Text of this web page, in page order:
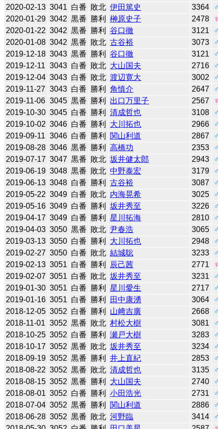
2020-02-13 3041 白番 敗北 伊田篤史 3364
2020-01-29 3042 黒番 勝利 榊原史子 2478
2020-01-22 3042 黒番 勝利 谷口徹 3121
2020-01-08 3042 黒番 敗北 古谷裕 3073
2019-12-18 3043 黒番 勝利 谷口徹 3121
2019-12-11 3043 白番 敗北 大山国夫 2716
2019-12-04 3043 白番 敗北 渡辺寛大 3002
2019-11-27 3043 白番 勝利 角慎介 2647
2019-11-06 3045 黒番 勝利 出口万里子 2567
2019-10-30 3045 白番 勝利 清成哲也 3108
2019-10-02 3046 白番 勝利 大川拓也 2966
2019-09-11 3046 白番 勝利 関山利道 2867
2019-08-28 3046 黒番 勝利 高橋功 2353
2019-07-17 3047 黒番 敗北 坂井健太郎 2943
2019-06-19 3048 黒番 敗北 中野泰宏 3179
2019-06-13 3048 白番 勝利 古谷裕 3087
2019-05-22 3049 白番 敗北 内海晃希 3025
2019-05-16 3049 白番 勝利 坂井秀至 3226
2019-04-17 3049 白番 勝利 星川拓海 2810
2019-04-03 3050 黒番 敗北 尹春浩 3065
2019-03-13 3050 白番 勝利 大川拓也 2948
2019-02-27 3050 白番 敗北 結城聡 3233
2019-02-13 3051 白番 勝利 辰己茜 2771
2019-02-07 3051 白番 敗北 坂井秀至 3231
2019-01-30 3051 白番 勝利 星川愛生 2717
2019-01-16 3051 白番 勝利 田中康湧 3064
2018-12-05 3052 白番 勝利 山﨑吉廣 2668
2018-11-01 3052 黒番 敗北 村松大樹 3081
2018-10-25 3052 白番 勝利 瀬戸大樹 3283
2018-10-17 3052 黒番 敗北 坂井秀至 3234
2018-09-19 3052 黒番 勝利 井上直紀 2853
2018-08-22 3052 黒番 敗北 清成哲也 3135
2018-08-15 3052 黒番 勝利 大山国夫 2740
2018-08-01 3052 白番 勝利 小田浩光 2731
2018-07-04 3052 黒番 勝利 関山利道 2886
2018-06-28 3052 黒番 敗北 河野臨 3414